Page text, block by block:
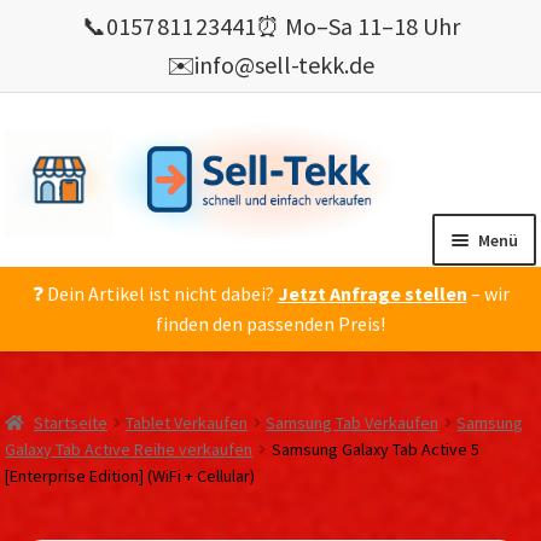
📞0157 811 23441⏰ Mo–Sa 11–18 Uhr
✉️info@sell-tekk.de
springen
springen
Menü
Mein Konto
Gebrauchte Elektronik verkaufen
💰 Bonusprogramm
❓ Dein Artikel ist nicht dabei? Jetzt Anfrage stellen – wir
finden den passenden Preis!
Startseite Tablet Verkaufen Samsung Tab Verkaufen
Samsung
Galaxy Tab Active Reihe verkaufen
Samsung Galaxy Tab Active 5
[Enterprise Edition] (WiFi + Cellular)